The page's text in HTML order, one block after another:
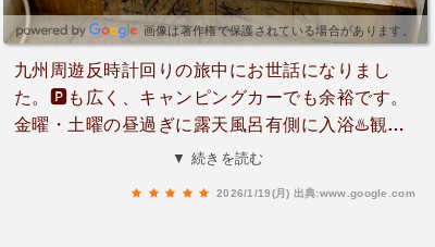
画像は著作権で保護されている場合があります。
九州周遊反時計回りの旅中にお世話になりまし
た。🅿️も広く、キャンピングカーでも余裕です。
金曜・土曜の昼過ぎに露天風呂有側に入浴♨️観光
協会に寄って割引券を頂き¥700→¥500に。内湯
▼ 続きを読む
2026/1/19(月) 出典:www.google.com